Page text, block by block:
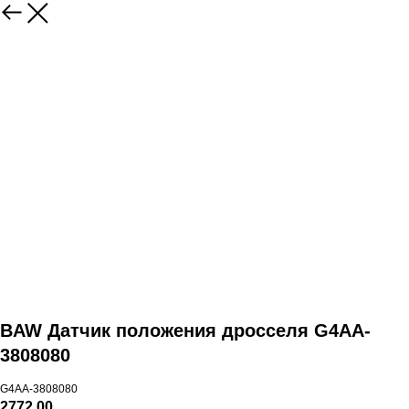
BAW Датчик положения дросселя G4AA-
3808080
G4AA-3808080